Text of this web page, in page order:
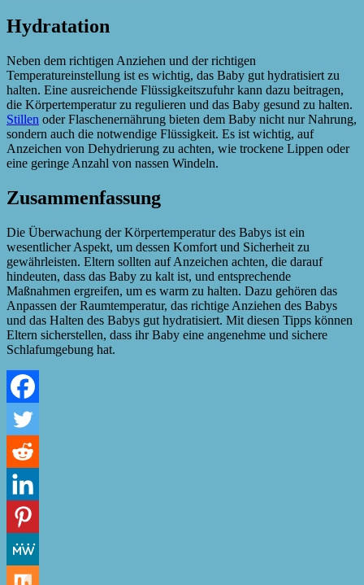
Hydratation
Neben dem richtigen Anziehen und der richtigen
Temperatureinstellung ist es wichtig, das Baby gut hydratisiert zu
halten. Eine ausreichende Flüssigkeitszufuhr kann dazu beitragen,
die Körpertemperatur zu regulieren und das Baby gesund zu halten.
Stillen oder Flaschenernährung bieten dem Baby nicht nur Nahrung,
sondern auch die notwendige Flüssigkeit. Es ist wichtig, auf
Anzeichen von Dehydrierung zu achten, wie trockene Lippen oder
eine geringe Anzahl von nassen Windeln.
Zusammenfassung
Die Überwachung der Körpertemperatur des Babys ist ein
wesentlicher Aspekt, um dessen Komfort und Sicherheit zu
gewährleisten. Eltern sollten auf Anzeichen achten, die darauf
hindeuten, dass das Baby zu kalt ist, und entsprechende
Maßnahmen ergreifen, um es warm zu halten. Dazu gehören das
Anpassen der Raumtemperatur, das richtige Anziehen des Babys
und das Halten des Babys gut hydratisiert. Mit diesen Tipps können
Eltern sicherstellen, dass ihr Baby eine angenehme und sichere
Schlafumgebung hat.